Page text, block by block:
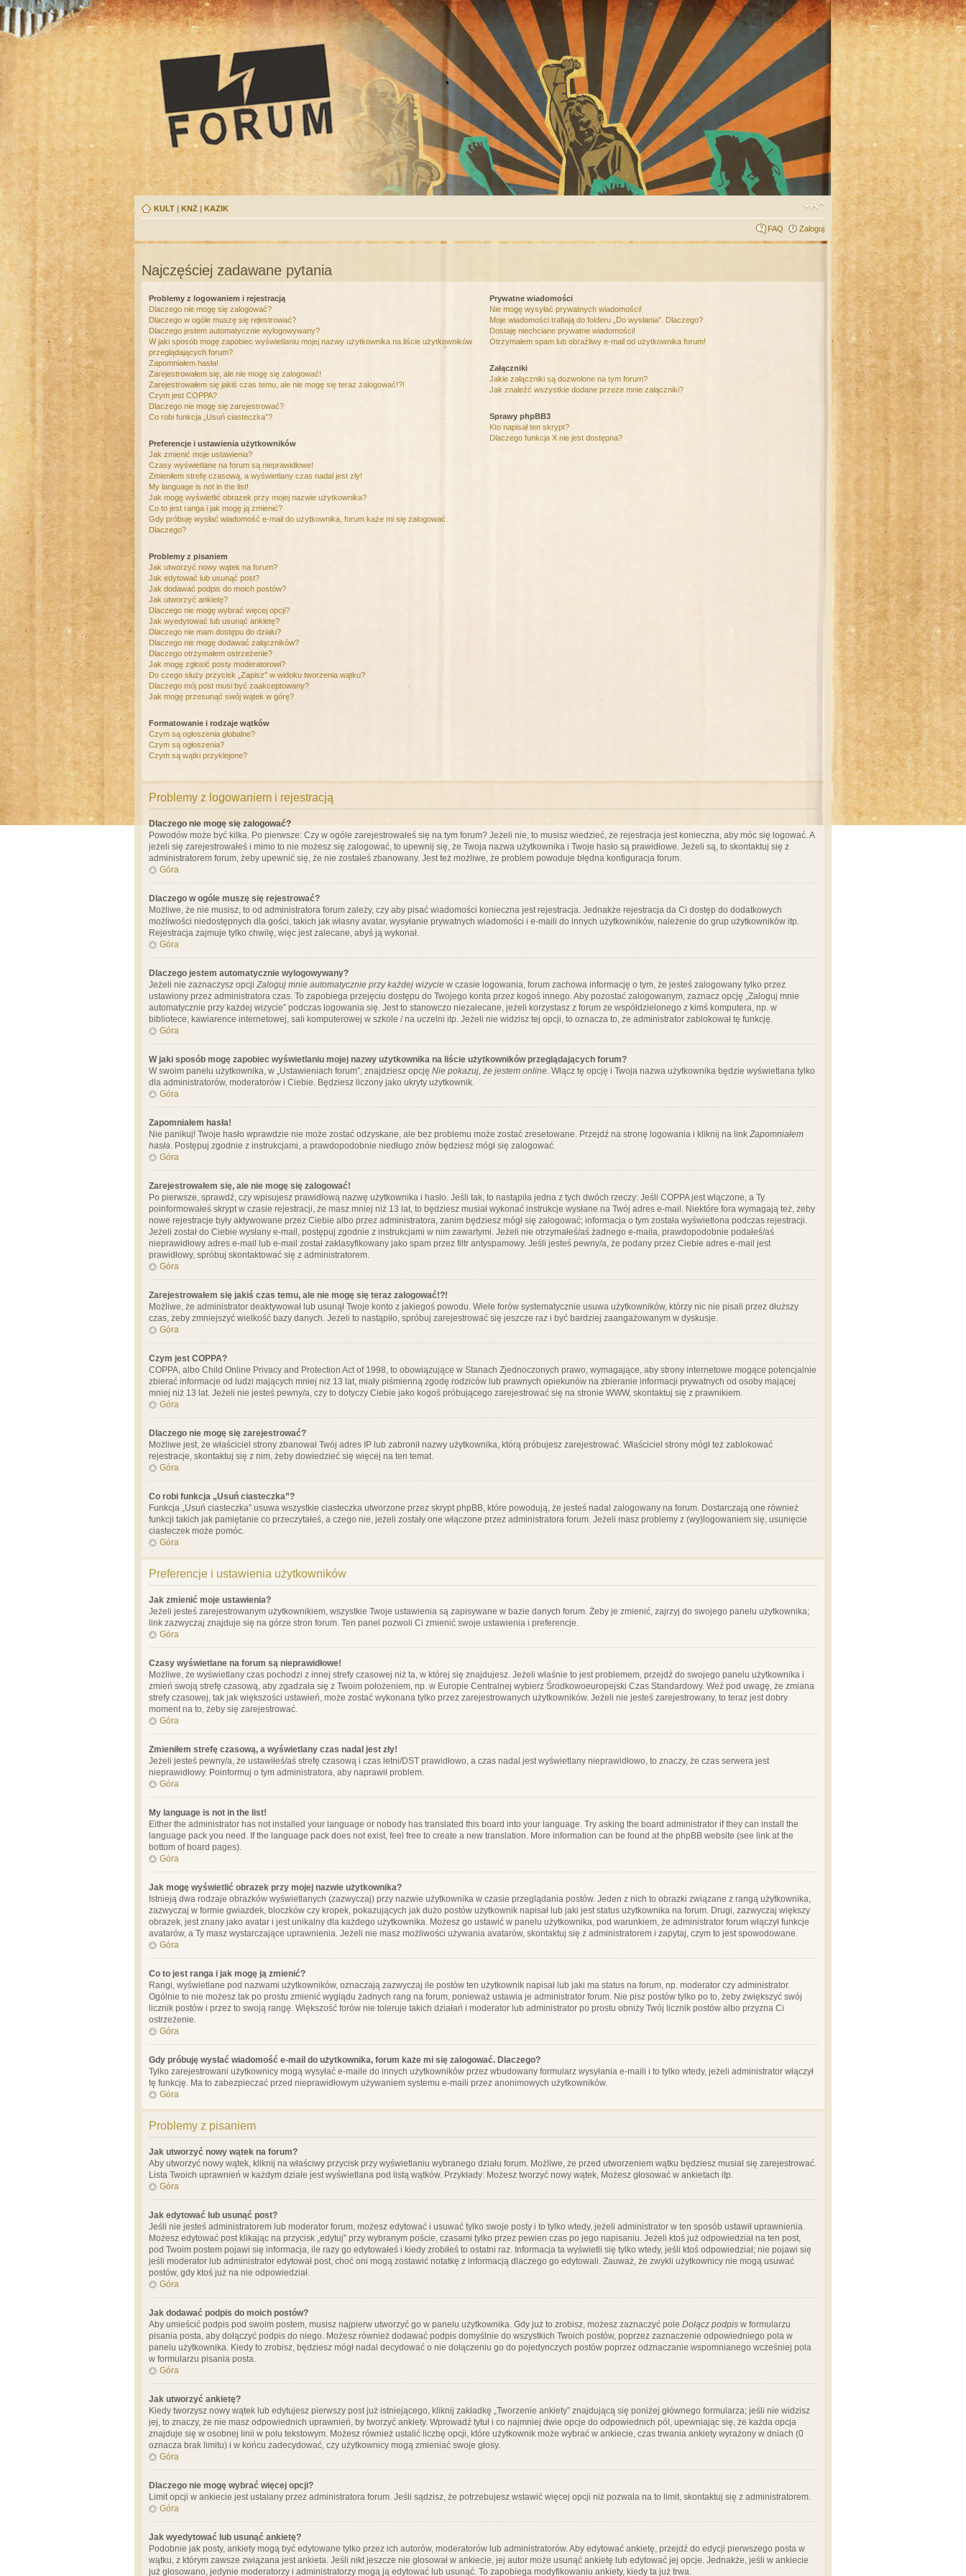
KULT | KNŻ | KAZIK
FAQ Zaloguj
Najczęściej zadawane pytania
Problemy z logowaniem i rejestracją
Dlaczego nie mogę się zalogować?
Dlaczego w ogóle muszę się rejestrować?
Dlaczego jestem automatycznie wylogowywany?
W jaki sposób mogę zapobiec wyświetlaniu mojej nazwy użytkownika na liście użytkowników
przeglądających forum?
Zapomniałem hasła!
Zarejestrowałem się, ale nie mogę się zalogować!
Zarejestrowałem się jakiś czas temu, ale nie mogę się teraz zalogować!?!
Czym jest COPPA?
Dlaczego nie mogę się zarejestrować?
Co robi funkcja „Usuń ciasteczka”?
Preferencje i ustawienia użytkowników
Jak zmienić moje ustawienia?
Czasy wyświetlane na forum są nieprawidłowe!
Zmieniłem strefę czasową, a wyświetlany czas nadal jest zły!
My language is not in the list!
Jak mogę wyświetlić obrazek przy mojej nazwie użytkownika?
Co to jest ranga i jak mogę ją zmienić?
Gdy próbuję wysłać wiadomość e-mail do użytkownika, forum każe mi się zalogować.
Dlaczego?
Problemy z pisaniem
Jak utworzyć nowy wątek na forum?
Jak edytować lub usunąć post?
Jak dodawać podpis do moich postów?
Jak utworzyć ankietę?
Dlaczego nie mogę wybrać więcej opcji?
Jak wyedytować lub usunąć ankietę?
Dlaczego nie mam dostępu do działu?
Dlaczego nie mogę dodawać załączników?
Dlaczego otrzymałem ostrzeżenie?
Jak mogę zgłosić posty moderatorowi?
Do czego służy przycisk „Zapisz” w widoku tworzenia wątku?
Dlaczego mój post musi być zaakceptowany?
Jak mogę przesunąć swój wątek w górę?
Formatowanie i rodzaje wątków
Czym są ogłoszenia globalne?
Czym są ogłoszenia?
Czym są wątki przyklejone?
Prywatne wiadomości
Nie mogę wysyłać prywatnych wiadomości!
Moje wiadomości trafiają do folderu „Do wysłania”. Dlaczego?
Dostaję niechciane prywatne wiadomości!
Otrzymałem spam lub obraźliwy e-mail od użytkownika forum!
Załączniki
Jakie załączniki są dozwolone na tym forum?
Jak znaleźć wszystkie dodane przeze mnie załączniki?
Sprawy phpBB3
Kto napisał ten skrypt?
Dlaczego funkcja X nie jest dostępna?
Problemy z logowaniem i rejestracją
Dlaczego nie mogę się zalogować?
Powodów może być kilka. Po pierwsze: Czy w ogóle zarejestrowałeś się na tym forum? Jeżeli nie, to musisz wiedzieć, że rejestracja jest konieczna, aby móc się logować. A
jeżeli się zarejestrowałeś i mimo to nie możesz się zalogować, to upewnij się, że Twoja nazwa użytkownika i Twoje hasło są prawidłowe. Jeżeli są, to skontaktuj się z
administratorem forum, żeby upewnić się, że nie zostałeś zbanowany. Jest też możliwe, że problem powoduje błędna konfiguracja forum.
Góra
Dlaczego w ogóle muszę się rejestrować?
Możliwe, że nie musisz, to od administratora forum zależy, czy aby pisać wiadomości konieczna jest rejestracja. Jednakże rejestracja da Ci dostęp do dodatkowych
możliwości niedostępnych dla gości, takich jak własny avatar, wysyłanie prywatnych wiadomości i e-maili do innych użytkowników, należenie do grup użytkowników itp.
Rejestracja zajmuje tylko chwilę, więc jest zalecane, abyś ją wykonał.
Góra
Dlaczego jestem automatycznie wylogowywany?
Jeżeli nie zaznaczysz opcji Zaloguj mnie automatycznie przy każdej wizycie w czasie logowania, forum zachowa informację o tym, że jesteś zalogowany tylko przez
ustawiony przez administratora czas. To zapobiega przejęciu dostępu do Twojego konta przez kogoś innego. Aby pozostać zalogowanym, zaznacz opcję „Zaloguj mnie
automatycznie przy każdej wizycie” podczas logowania się. Jest to stanowczo niezalecane, jeżeli korzystasz z forum ze współdzielonego z kimś komputera, np. w
bibliotece, kawiarence internetowej, sali komputerowej w szkole / na uczelni itp. Jeżeli nie widzisz tej opcji, to oznacza to, że administrator zablokował tę funkcję.
Góra
W jaki sposób mogę zapobiec wyświetlaniu mojej nazwy użytkownika na liście użytkowników przeglądających forum?
W swoim panelu użytkownika, w „Ustawieniach forum”, znajdziesz opcję Nie pokazuj, że jestem online. Włącz tę opcję i Twoja nazwa użytkownika będzie wyświetlana tylko
dla administratorów, moderatorów i Ciebie. Będziesz liczony jako ukryty użytkownik.
Góra
Zapomniałem hasła!
Nie panikuj! Twoje hasło wprawdzie nie może zostać odzyskane, ale bez problemu może zostać zresetowane. Przejdź na stronę logowania i kliknij na link Zapomniałem
hasła. Postępuj zgodnie z instrukcjami, a prawdopodobnie niedługo znów będziesz mógł się zalogować.
Góra
Zarejestrowałem się, ale nie mogę się zalogować!
Po pierwsze, sprawdź, czy wpisujesz prawidłową nazwę użytkownika i hasło. Jeśli tak, to nastąpiła jedna z tych dwóch rzeczy: Jeśli COPPA jest włączone, a Ty
poinformowałeś skrypt w czasie rejestracji, że masz mniej niż 13 lat, to będziesz musiał wykonać instrukcje wysłane na Twój adres e-mail. Niektóre fora wymagają też, żeby
nowe rejestracje były aktywowane przez Ciebie albo przez administratora, zanim będziesz mógł się zalogować; informacja o tym została wyświetlona podczas rejestracji.
Jeżeli został do Ciebie wysłany e-mail, postępuj zgodnie z instrukcjami w nim zawartymi. Jeżeli nie otrzymałeś/aś żadnego e-maila, prawdopodobnie podałeś/aś
nieprawidłowy adres e-mail lub e-mail został zaklasyfikowany jako spam przez filtr antyspamowy. Jeśli jesteś pewny/a, że podany przez Ciebie adres e-mail jest
prawidłowy, spróbuj skontaktować się z administratorem.
Góra
Zarejestrowałem się jakiś czas temu, ale nie mogę się teraz zalogować!?!
Możliwe, że administrator deaktywował lub usunął Twoje konto z jakiegoś powodu. Wiele forów systematycznie usuwa użytkowników, którzy nic nie pisali przez dłuższy
czas, żeby zmniejszyć wielkość bazy danych. Jeżeli to nastąpiło, spróbuj zarejestrować się jeszcze raz i być bardziej zaangażowanym w dyskusje.
Góra
Czym jest COPPA?
COPPA, albo Child Online Privacy and Protection Act of 1998, to obowiązujące w Stanach Zjednoczonych prawo, wymagające, aby strony internetowe mogące potencjalnie
zbierać informacje od ludzi mających mniej niż 13 lat, miały piśmienną zgodę rodziców lub prawnych opiekunów na zbieranie informacji prywatnych od osoby mającej
mniej niż 13 lat. Jeżeli nie jesteś pewny/a, czy to dotyczy Ciebie jako kogoś próbującego zarejestrować się na stronie WWW, skontaktuj się z prawnikiem.
Góra
Dlaczego nie mogę się zarejestrować?
Możliwe jest, że właściciel strony zbanował Twój adres IP lub zabronił nazwy użytkownika, którą próbujesz zarejestrować. Właściciel strony mógł też zablokować
rejestracje, skontaktuj się z nim, żeby dowiedzieć się więcej na ten temat.
Góra
Co robi funkcja „Usuń ciasteczka”?
Funkcja „Usuń ciasteczka” usuwa wszystkie ciasteczka utworzone przez skrypt phpBB, które powodują, że jesteś nadal zalogowany na forum. Dostarczają one również
funkcji takich jak pamiętanie co przeczytałeś, a czego nie, jeżeli zostały one włączone przez administratora forum. Jeżeli masz problemy z (wy)logowaniem się, usunięcie
ciasteczek może pomóc.
Góra
Preferencje i ustawienia użytkowników
Jak zmienić moje ustawienia?
Jeżeli jesteś zarejestrowanym użytkownikiem, wszystkie Twoje ustawienia są zapisywane w bazie danych forum. Żeby je zmienić, zajrzyj do swojego panelu użytkownika;
link zazwyczaj znajduje się na górze stron forum. Ten panel pozwoli Ci zmienić swoje ustawienia i preferencje.
Góra
Czasy wyświetlane na forum są nieprawidłowe!
Możliwe, że wyświetlany czas pochodzi z innej strefy czasowej niż ta, w której się znajdujesz. Jeżeli właśnie to jest problemem, przejdź do swojego panelu użytkownika i
zmień swoją strefę czasową, aby zgadzała się z Twoim położeniem, np. w Europie Centralnej wybierz Środkowoeuropejski Czas Standardowy. Weź pod uwagę, że zmiana
strefy czasowej, tak jak większości ustawień, może zostać wykonana tylko przez zarejestrowanych użytkowników. Jeżeli nie jesteś zarejestrowany, to teraz jest dobry
moment na to, żeby się zarejestrować.
Góra
Zmieniłem strefę czasową, a wyświetlany czas nadal jest zły!
Jeżeli jesteś pewny/a, że ustawiłeś/aś strefę czasową i czas letni/DST prawidłowo, a czas nadal jest wyświetlany nieprawidłowo, to znaczy, że czas serwera jest
nieprawidłowy. Poinformuj o tym administratora, aby naprawił problem.
Góra
My language is not in the list!
Either the administrator has not installed your language or nobody has translated this board into your language. Try asking the board administrator if they can install the
language pack you need. If the language pack does not exist, feel free to create a new translation. More information can be found at the phpBB website (see link at the
bottom of board pages).
Góra
Jak mogę wyświetlić obrazek przy mojej nazwie użytkownika?
Istnieją dwa rodzaje obrazków wyświetlanych (zazwyczaj) przy nazwie użytkownika w czasie przeglądania postów. Jeden z nich to obrazki związane z rangą użytkownika,
zazwyczaj w formie gwiazdek, bloczków czy kropek, pokazujących jak dużo postów użytkownik napisał lub jaki jest status użytkownika na forum. Drugi, zazwyczaj większy
obrazek, jest znany jako avatar i jest unikalny dla każdego użytkownika. Możesz go ustawić w panelu użytkownika, pod warunkiem, że administrator forum włączył funkcje
avatarów, a Ty masz wystarczające uprawnienia. Jeżeli nie masz możliwości używania avatarów, skontaktuj się z administratorem i zapytaj, czym to jest spowodowane.
Góra
Co to jest ranga i jak mogę ją zmienić?
Rangi, wyświetlane pod nazwami użytkowników, oznaczają zazwyczaj ile postów ten użytkownik napisał lub jaki ma status na forum, np. moderator czy administrator.
Ogólnie to nie możesz tak po prostu zmienić wyglądu żadnych rang na forum, ponieważ ustawia je administrator forum. Nie pisz postów tylko po to, żeby zwiększyć swój
licznik postów i przez to swoją rangę. Większość forów nie toleruje takich działań i moderator lub administrator po prostu obniży Twój licznik postów albo przyzna Ci
ostrzeżenie.
Góra
Gdy próbuję wysłać wiadomość e-mail do użytkownika, forum każe mi się zalogować. Dlaczego?
Tylko zarejestrowani użytkownicy mogą wysyłać e-maile do innych użytkowników przez wbudowany formularz wysyłania e-maili i to tylko wtedy, jeżeli administrator włączył
tę funkcję. Ma to zabezpieczać przed nieprawidłowym używaniem systemu e-maili przez anonimowych użytkowników.
Góra
Problemy z pisaniem
Jak utworzyć nowy wątek na forum?
Aby utworzyć nowy wątek, kliknij na właściwy przycisk przy wyświetlaniu wybranego działu forum. Możliwe, że przed utworzeniem wątku będziesz musiał się zarejestrować.
Lista Twoich uprawnień w każdym dziale jest wyświetlana pod listą wątków. Przykłady: Możesz tworzyć nowy wątek, Możesz głosować w ankietach itp.
Góra
Jak edytować lub usunąć post?
Jeśli nie jesteś administratorem lub moderator forum, możesz edytować i usuwać tylko swoje posty i to tylko wtedy, jeżeli administrator w ten sposób ustawił uprawnienia.
Możesz edytować post klikając na przycisk „edytuj” przy wybranym poście, czasami tylko przez pewien czas po jego napisaniu. Jeżeli ktoś już odpowiedział na ten post,
pod Twoim postem pojawi się informacja, ile razy go edytowałeś i kiedy zrobiłeś to ostatni raz. Informacja ta wyświetli się tylko wtedy, jeśli ktoś odpowiedział; nie pojawi się
jeśli moderator lub administrator edytował post, choć oni mogą zostawić notatkę z informacją dlaczego go edytowali. Zauważ, że zwykli użytkownicy nie mogą usuwać
postów, gdy ktoś już na nie odpowiedział.
Góra
Jak dodawać podpis do moich postów?
Aby umieścić podpis pod swoim postem, musisz najpierw utworzyć go w panelu użytkownika. Gdy już to zrobisz, możesz zaznaczyć pole Dołącz podpis w formularzu
pisania posta, aby dołączyć podpis do niego. Możesz również dodawać podpis domyślnie do wszystkich Twoich postów, poprzez zaznaczenie odpowiedniego pola w
panelu użytkownika. Kiedy to zrobisz, będziesz mógł nadal decydować o nie dołączeniu go do pojedynczych postów poprzez odznaczanie wspomnianego wcześniej pola
w formularzu pisania posta.
Góra
Jak utworzyć ankietę?
Kiedy tworzysz nowy wątek lub edytujesz pierwszy post już istniejącego, kliknij zakładkę „Tworzenie ankiety” znajdującą się poniżej głównego formularza; jeśli nie widzisz
jej, to znaczy, że nie masz odpowiednich uprawnień, by tworzyć ankiety. Wprowadź tytuł i co najmniej dwie opcje do odpowiednich pól, upewniając się, że każda opcja
znajduje się w osobnej linii w polu tekstowym. Możesz również ustalić liczbę opcji, które użytkownik może wybrać w ankiecie, czas trwania ankiety wyrażony w dniach (0
oznacza brak limitu) i w końcu zadecydować, czy użytkownicy mogą zmieniać swoje głosy.
Góra
Dlaczego nie mogę wybrać więcej opcji?
Limit opcji w ankiecie jest ustalany przez administratora forum. Jeśli sądzisz, że potrzebujesz wstawić więcej opcji niż pozwala na to limit, skontaktuj się z administratorem.
Góra
Jak wyedytować lub usunąć ankietę?
Podobnie jak posty, ankiety mogą być edytowane tylko przez ich autorów, moderatorów lub administratorów. Aby edytować ankietę, przejdź do edycji pierwszego posta w
wątku, z którym zawsze związana jest ankieta. Jeśli nikt jeszcze nie głosował w ankiecie, jej autor może usunąć ankietę lub edytować jej opcje. Jednakże, jeśli w ankiecie
już głosowano, jedynie moderatorzy i administratorzy mogą ją edytować lub usunąć. To zapobiega modyfikowaniu ankiety, kiedy ta już trwa.